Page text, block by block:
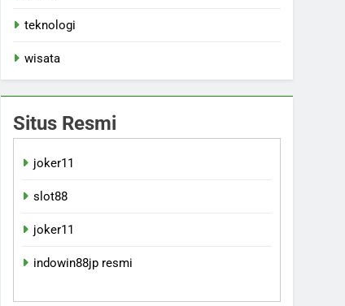
teknologi
wisata
Situs Resmi
joker11
slot88
joker11
indowin88jp resmi